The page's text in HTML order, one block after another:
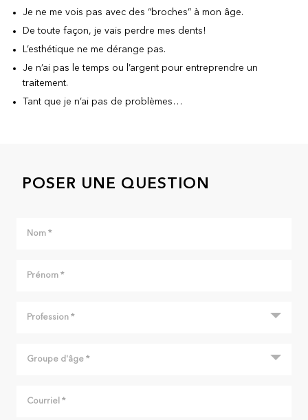
Je ne me vois pas avec des “broches” à mon âge.
De toute façon, je vais perdre mes dents!
L’esthétique ne me dérange pas.
Je n’ai pas le temps ou l’argent pour entreprendre un
traitement.
Tant que je n’ai pas de problèmes…
POSER UNE QUESTION